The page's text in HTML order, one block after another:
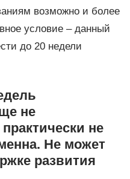
возможно и более
условие – данный
до 20 недели
не
не
Не может
развития